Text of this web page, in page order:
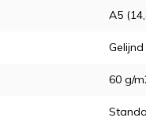
A5
Gelijnd
60 g/